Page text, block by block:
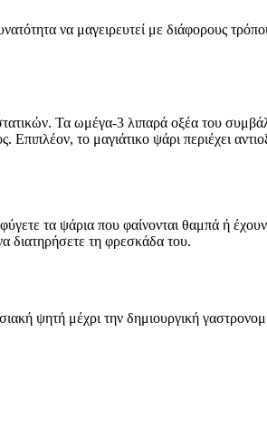
να μαγειρευτεί με διάφορους
Τα ωμέγα-3 λιπαρά οξέα του
το μαγιάτικο ψάρι περιέχει
τα ψάρια που φαίνονται θαμπά ή
διατηρήσετε τη φρεσκάδα του.
ψητή μέχρι την δημιουργική